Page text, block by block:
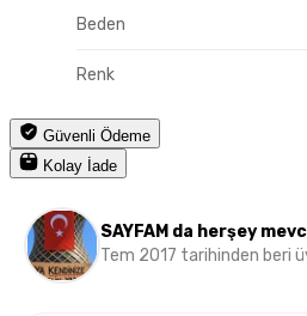
Beden
Renk
Güvenli Ödeme
Kolay İade
SAYFAM da herşey
Tem 2017 tarihinden beri